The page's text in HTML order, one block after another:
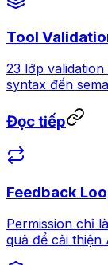
Tool
23 lớp
syntax đến
Đọc tiếp
Feedback
Permission chỉ
quả để cải thiện